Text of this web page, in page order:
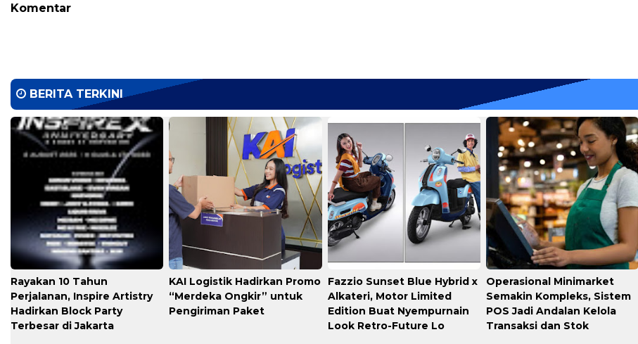
Komentar
BERITA TERKINI
Rayakan 10 Tahun
Perjalanan, Inspire Artistry
Hadirkan Block Party
Terbesar di Jakarta
KAI Logistik Hadirkan Promo
“Merdeka Ongkir” untuk
Pengiriman Paket
Fazzio Sunset Blue Hybrid x
Alkateri, Motor Limited
Edition Buat Nyempurnain
Look Retro-Future Lo
Operasional Minimarket
Semakin Kompleks, Sistem
POS Jadi Andalan Kelola
Transaksi dan Stok